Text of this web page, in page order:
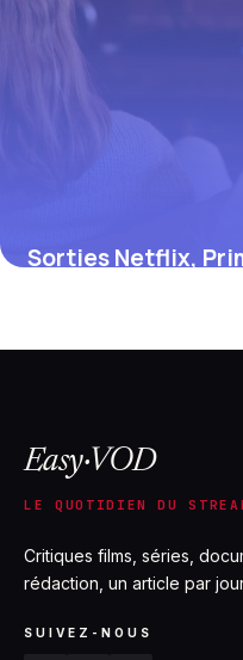
Sorties Netflix,
Easy·VOD
LE QUOTIDIEN DU
Critiques films, séries,
rédaction, un article par
SUIVEZ-NOUS